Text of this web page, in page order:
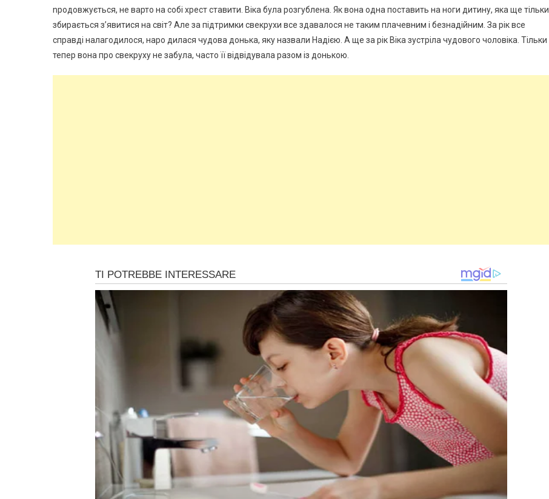
nродовжується, не варто на собі хрест ставити. Віка була розгублена. Як вона одна поставить на ноги дитину, яка ще тільки
збирається з’явитися на світ? Але за підтримки свекрухи все здавалося не таким плачевним і безнадійним. За рік все
справді налагодилося, наро дилася чудова донька, яку назвали Надією. А ще за рік Віка зустріла чудового чоловіка. Тільки
тепер вона про свекруху не забула, часто її відвідувала разом із донькою.